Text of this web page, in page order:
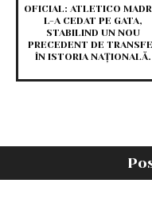
OFICIAL: ATLETICO
L-A CEDAT PE GATA,
STABILIND UN NOU
PRECEDENT DE
ÎN ISTORIA NAȚIONALĂ.